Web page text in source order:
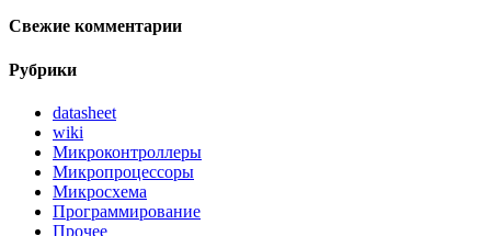
Свежие комментарии
Рубрики
datasheet
wiki
Микроконтроллеры
Микропроцессоры
Микросхема
Программирование
Прочее